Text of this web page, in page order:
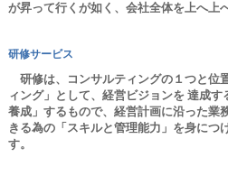
が昇って行くが如く、会社全体を上へ
研修サービス
研修は、コンサルティングの１つと位
ィング」として、経営ビジョンを 達成
養成」するもので、経営計画に沿った業
きる為の「スキルと管理能力」を身につ
す。